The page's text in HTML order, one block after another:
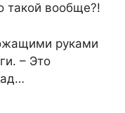
такой вообще?!
руками
– Это